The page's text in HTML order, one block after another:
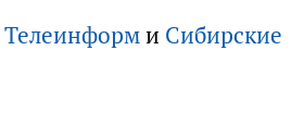
Телеинформи Сибирские